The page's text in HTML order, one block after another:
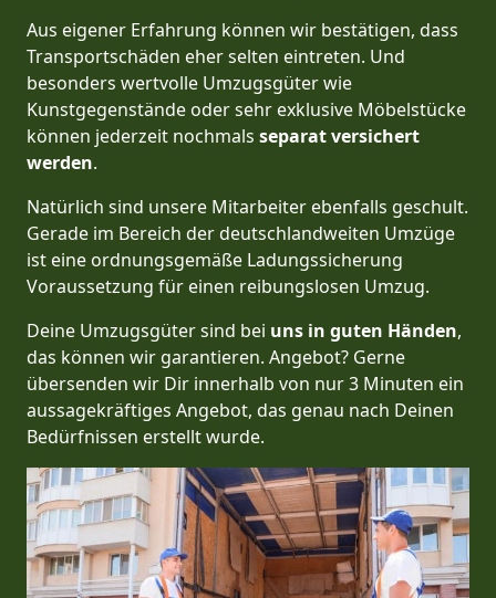
Aus eigener Erfahrung können wir bestätigen, dass
Transportschäden eher selten eintreten. Und
besonders wertvolle Umzugsgüter wie
Kunstgegenstände oder sehr exklusive Möbelstücke
können jederzeit nochmals separat versichert
werden.
Natürlich sind unsere Mitarbeiter ebenfalls geschult.
Gerade im Bereich der deutschlandweiten Umzüge
ist eine ordnungsgemäße Ladungssicherung
Voraussetzung für einen reibungslosen Umzug.
Deine Umzugsgüter sind bei uns in guten Händen,
das können wir garantieren. Angebot? Gerne
übersenden wir Dir innerhalb von nur 3 Minuten ein
aussagekräftiges Angebot, das genau nach Deinen
Bedürfnissen erstellt wurde.